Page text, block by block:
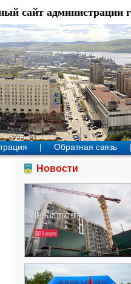
сайт администрации
| Обратная связь |
Новости